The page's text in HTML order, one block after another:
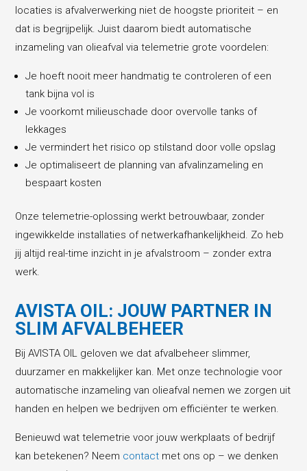
locaties is afvalverwerking niet de hoogste prioriteit – en
dat is begrijpelijk. Juist daarom biedt automatische
inzameling van olieafval via telemetrie grote voordelen:
Je hoeft nooit meer handmatig te controleren of een
tank bijna vol is
Je voorkomt milieuschade door overvolle tanks of
lekkages
Je vermindert het risico op stilstand door volle opslag
Je optimaliseert de planning van afvalinzameling en
bespaart kosten
Onze telemetrie-oplossing werkt betrouwbaar, zonder
ingewikkelde installaties of netwerkafhankelijkheid. Zo heb
jij altijd real-time inzicht in je afvalstroom – zonder extra
werk.
AVISTA OIL: JOUW PARTNER IN
SLIM AFVALBEHEER
Bij AVISTA OIL geloven we dat afvalbeheer slimmer,
duurzamer en makkelijker kan. Met onze technologie voor
automatische inzameling van olieafval nemen we zorgen uit
handen en helpen we bedrijven om efficiënter te werken.
Benieuwd wat telemetrie voor jouw werkplaats of bedrijf
kan betekenen? Neem contact met ons op – we denken